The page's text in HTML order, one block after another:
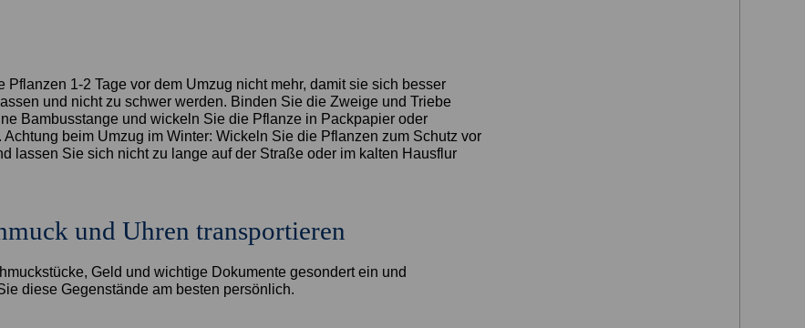
Pflanzen 1-2 Tage vor dem Umzug nicht mehr, damit sie sich besser
und nicht zu schwer werden. Binden Sie die Zweige und Triebe
Bambusstange und wickeln Sie die Pflanze in Packpapier oder
Achtung beim Umzug im Winter: Wickeln Sie die Pflanzen zum Schutz vor
lassen Sie sich nicht zu lange auf der Straße oder im kalten Hausflur
und Uhren transportieren
Geld und wichtige Dokumente gesondert ein und
diese Gegenstände am besten persönlich.